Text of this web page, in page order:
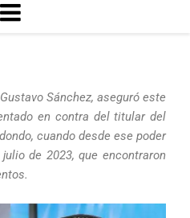
Sánchez, aseguró este
en contra del titular del
cuando desde ese poder
de 2023, que encontraron